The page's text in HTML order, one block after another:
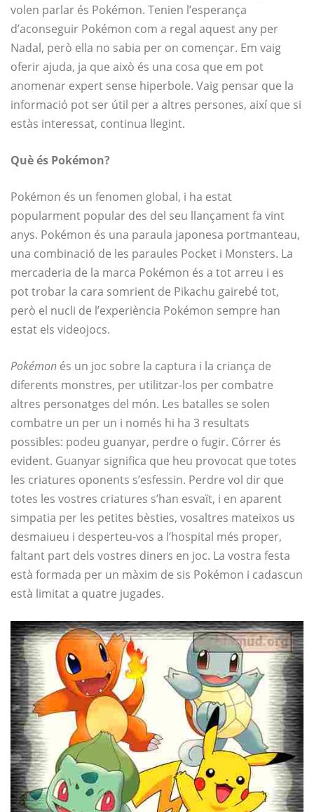
volen parlar és Pokémon. Tenien l’esperança
d’aconseguir Pokémon com a regal aquest any per
Nadal, però ella no sabia per on començar. Em vaig
oferir ajuda, ja que això és una cosa que em pot
anomenar expert sense hiperbole. Vaig pensar que la
informació pot ser útil per a altres persones, així que si
estàs interessat, continua llegint.
Què és Pokémon?
Pokémon és un fenomen global, i ha estat
popularment popular des del seu llançament fa vint
anys. Pokémon és una paraula japonesa portmanteau,
una combinació de les paraules Pocket i Monsters. La
mercaderia de la marca Pokémon és a tot arreu i es
pot trobar la cara somrient de Pikachu gairebé tot,
però el nucli de l’experiència Pokémon sempre han
estat els videojocs.
Pokémon és un joc sobre la captura i la criança de
diferents monstres, per utilitzar-los per combatre
altres personatges del món. Les batalles se solen
combatre un per un i només hi ha 3 resultats
possibles: podeu guanyar, perdre o fugir. Córrer és
evident. Guanyar significa que heu provocat que totes
les criatures oponents s’esfessin. Perdre vol dir que
totes les vostres criatures s’han esvaït, i en aparent
simpatia per les petites bèsties, vosaltres mateixos us
desmaiueu i desperteu-vos a l’hospital més proper,
faltant part dels vostres diners en joc. La vostra festa
està formada per un màxim de sis Pokémon i cadascun
està limitat a quatre jugades.